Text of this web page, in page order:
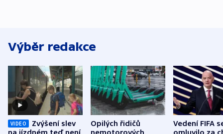
Výběr redakce
VIDEO
Zvýšení slev
Opilých řidičů
Vedení FIFA